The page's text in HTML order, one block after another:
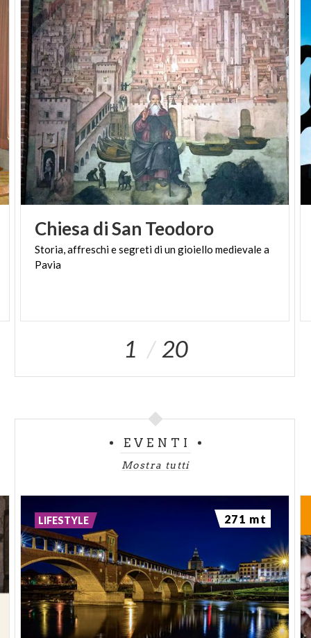
Chiesa diSan Teodoro
Storia,affreschiesegretidiungioiello medievalea
Pavia
1 20
EVENTI
Mostra tutti
LIFESTYLE 271 mt